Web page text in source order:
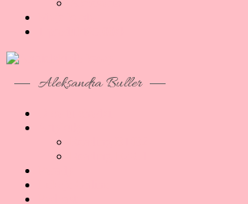
Aleksandra Buller